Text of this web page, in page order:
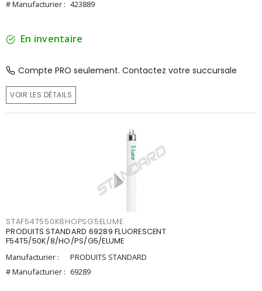
# Manufacturier : 423889
En inventaire
Compte PRO seulement. Contactez votre succursale
VOIR LES DÉTAILS
STAF54T550K8HOPSG5ELUME
PRODUITS STANDARD 69289 FLUORESCENT
F54T5/50K/8/HO/PS/G5/ELUME
Manufacturier :
PRODUITS STANDARD
# Manufacturier : 69289